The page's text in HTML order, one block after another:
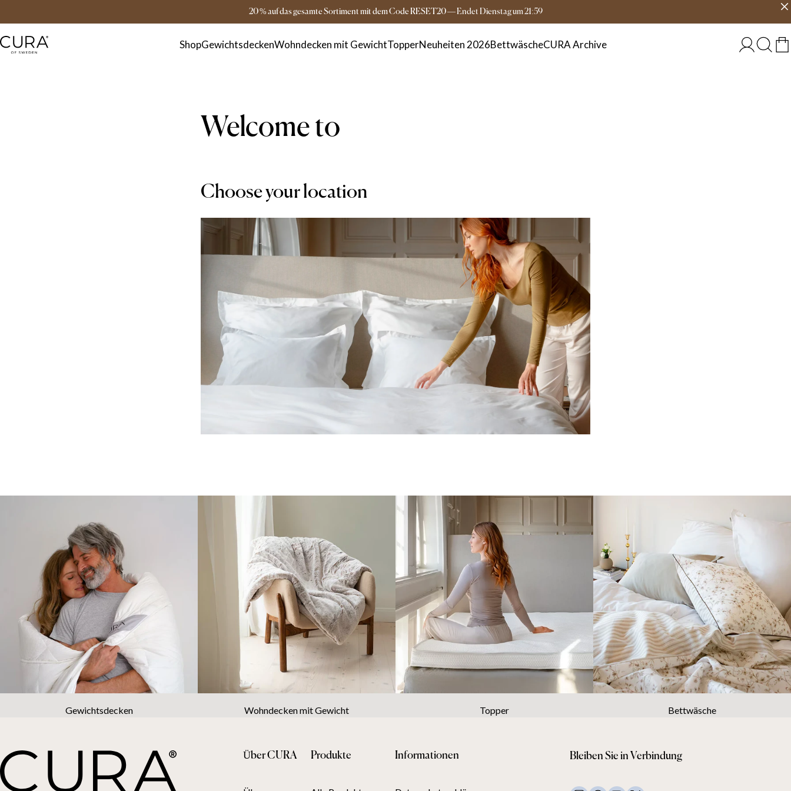
20 % auf das gesamte Sortiment mit dem Code RESET20— Endet Dienstagum21:59
Versandkostenfrei ab 149€ 3-5 Tage Lieferzeit DEUTSCHLAND
ShopGewichtsdeckenWohndecken mit GewichtTopperNeuheiten 2026BettwäscheCURA Archive
Welcome to
Choose your location
Gewichtsdecken Wohndecken mit Gewicht Topper Bettwäsche
Über CURA Produkte Informationen Bleiben Sie in Verbindung